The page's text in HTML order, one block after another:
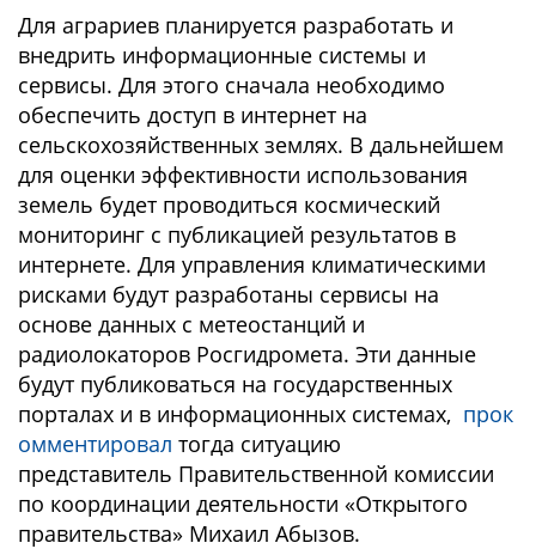
Для аграриев планируется разработать и
внедрить информационные системы и
сервисы. Для этого сначала необходимо
обеспечить доступ в интернет на
сельскохозяйственных землях. В дальнейшем
для оценки эффективности использования
земель будет проводиться космический
мониторинг с публикацией результатов в
интернете. Для управления климатическими
рисками будут разработаны сервисы на
основе данных с метеостанций и
радиолокаторов Росгидромета. Эти данные
будут публиковаться на государственных
порталах и в информационных системах, прок
омментировал тогда ситуацию
представитель Правительственной комиссии
по координации деятельности «Открытого
правительства» Михаил Абызов.